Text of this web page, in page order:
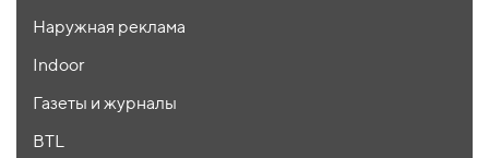
Наружная реклама
Indoor
Газеты и журналы
BTL